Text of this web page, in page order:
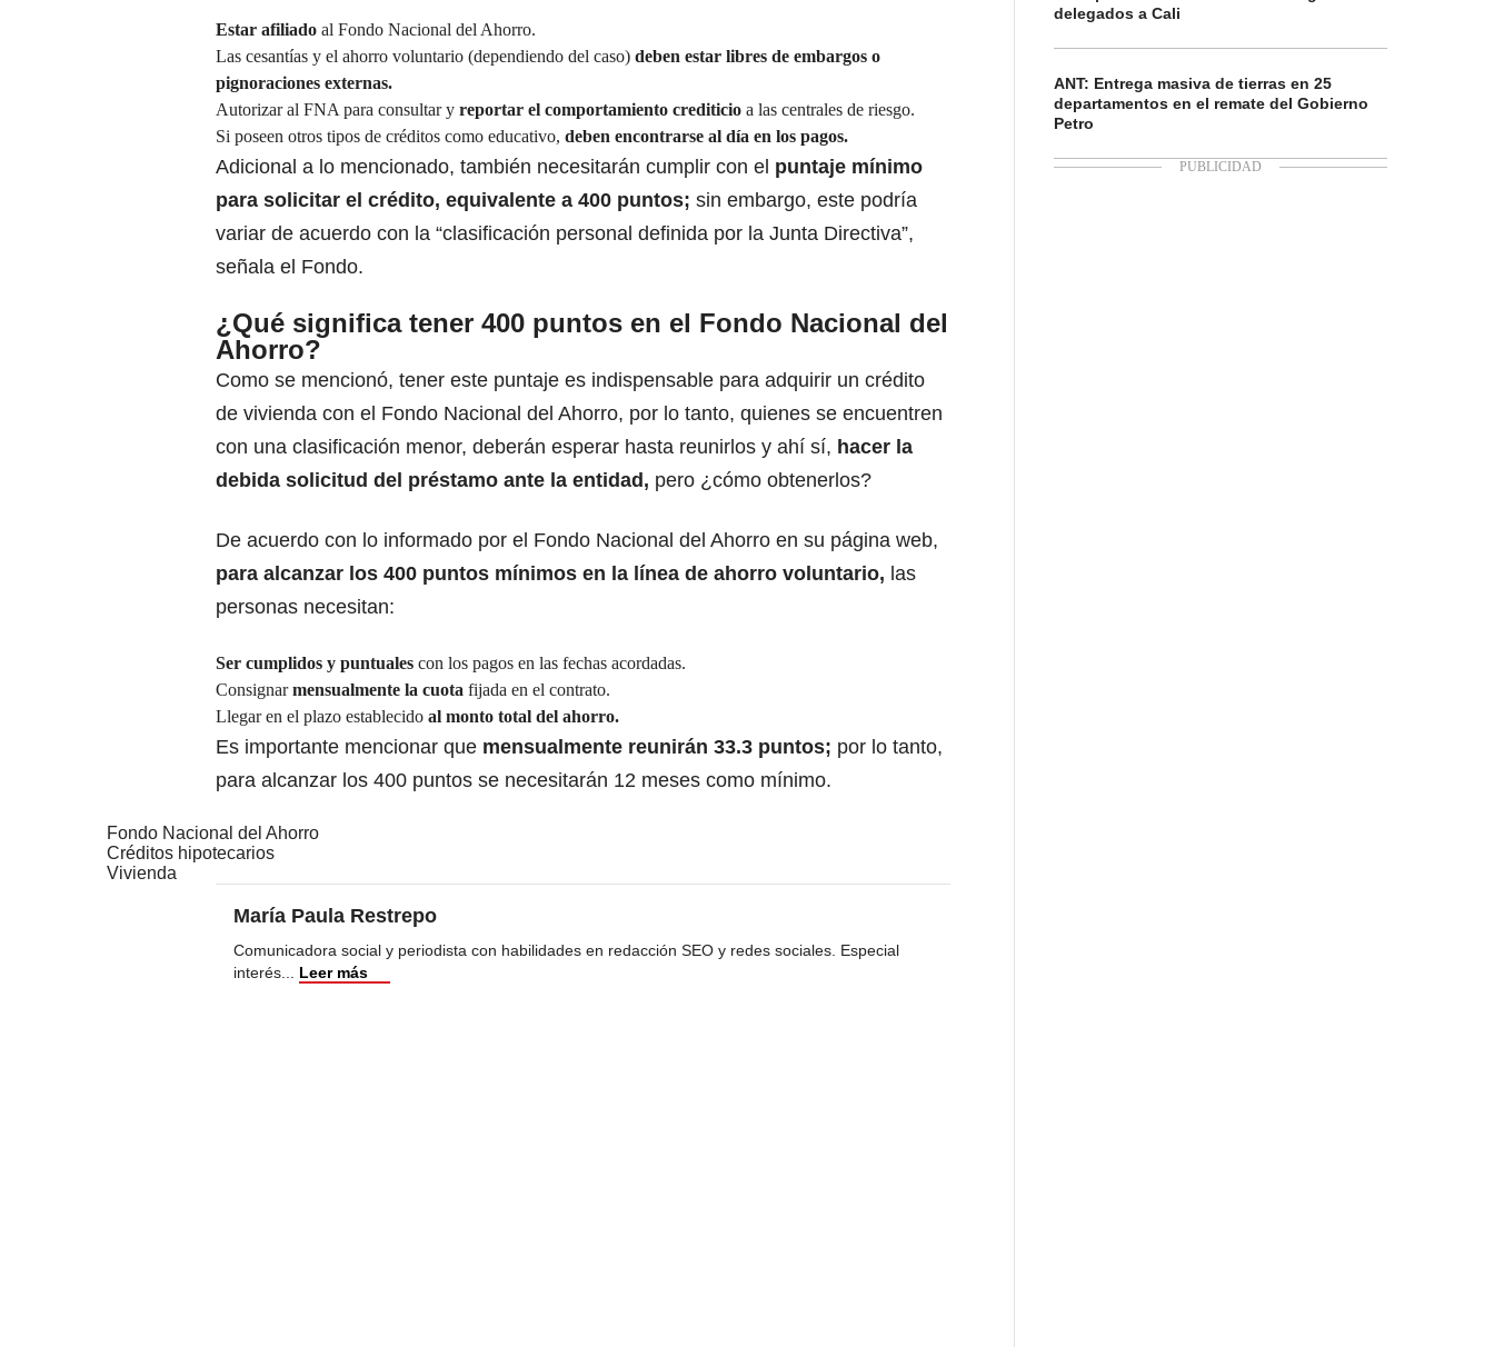
Estar afiliado al Fondo Nacional del Ahorro.
Las cesantías y el ahorro voluntario (dependiendo del caso) deben estar libres de embargos o
pignoraciones externas.
Autorizar al FNA para consultar y reportar el comportamiento crediticio a las centrales de riesgo.
Si poseen otros tipos de créditos como educativo, deben encontrarse al día en los pagos.
Adicional a lo mencionado, también necesitarán cumplir con el puntaje mínimo
para solicitar el crédito, equivalente a 400 puntos; sin embargo, este podría
variar de acuerdo con la “clasificación personal definida por la Junta Directiva”,
señala el Fondo.
¿Qué significa tener 400 puntos en el Fondo Nacional del
Ahorro?
Como se mencionó, tener este puntaje es indispensable para adquirir un crédito
de vivienda con el Fondo Nacional del Ahorro, por lo tanto, quienes se encuentren
con una clasificación menor, deberán esperar hasta reunirlos y ahí sí, hacer la
debida solicitud del préstamo ante la entidad, pero ¿cómo obtenerlos?
De acuerdo con lo informado por el Fondo Nacional del Ahorro en su página web,
para alcanzar los 400 puntos mínimos en la línea de ahorro voluntario, las
personas necesitan:
Ser cumplidos y puntuales con los pagos en las fechas acordadas.
Consignarmensualmente la cuota fijada en el contrato.
Llegar en el plazo establecido al monto total del ahorro.
Es importante mencionar que mensualmente reunirán 33.3 puntos; por lo tanto,
para alcanzar los 400 puntos se necesitarán 12 meses como mínimo.
Fondo Nacional del Ahorro
Créditos hipotecarios
Vivienda
María Paula Restrepo
Comunicadora social y periodista con habilidades en redacción SEO y redes sociales. Especial
interés... Leer más
delegados a Cali
ANT: Entrega masiva de tierras en 25
departamentos en el remate del Gobierno
Petro